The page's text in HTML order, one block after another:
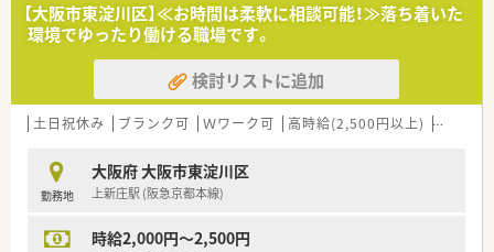
【大阪市東淀川区】≪お時間は柔軟に相談可能！≫落ち着いた
環境でゆったり働ける職場です。
検討リストに追加
土日祝休み ブランク可 Ｗワーク可 高時給(2,500円以上) 60歳以
勤務地
大阪府 大阪市東淀川区
上新庄駅 (阪急京都本線)
時給2,000円～2,500円